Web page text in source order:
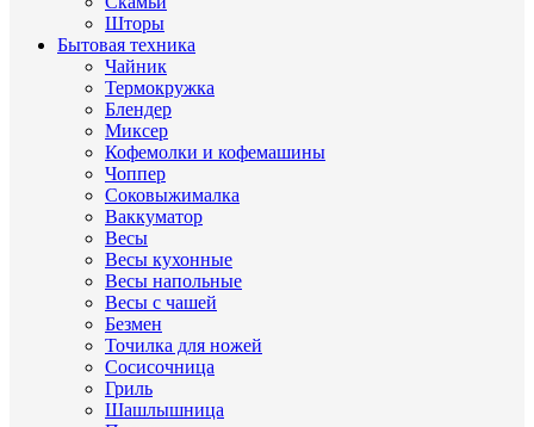
Шторы
Бытовая техника
Чайник
Термокружка
Блендер
Миксер
Кофемолки и кофемашины
Чоппер
Соковыжималка
Ваккуматор
Весы
Весы кухонные
Весы напольные
Весы с чашей
Безмен
Точилка для ножей
Сосисочница
Гриль
Шашлышница